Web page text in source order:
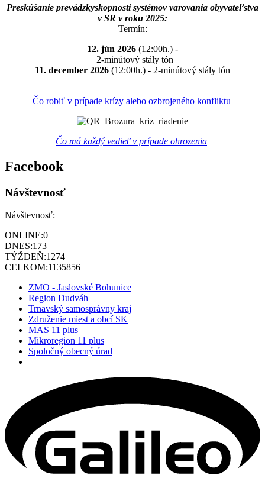
Preskúšanie prevádzkyskopnosti systémov varovania obyvateľstva
v SR v roku 2025:
Termín:
12. jún 2026 (12:00h.) -
2-minútový stály tón
11. december 2026 (12:00h.) - 2-minútový stály tón
Čo robiť v prípade krízy alebo ozbrojeného konfliktu
Čo má každý vedieť v prípade ohrozenia
Facebook
Návštevnosť
Návštevnosť:
ONLINE:0
DNES:173
TÝŽDEŇ:1274
CELKOM:1135856
ZMO - Jaslovské Bohunice
Region Dudváh
Trnavský samosprávny kraj
Združenie miest a obcí SK
MAS 11 plus
Mikroregion 11 plus
Spoločný obecný úrad